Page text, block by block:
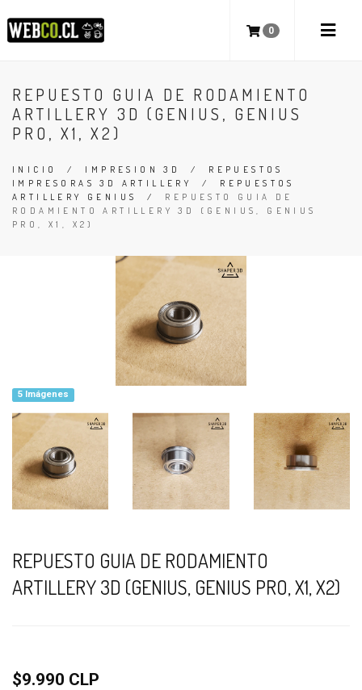
0
REPUESTO GUIA DE RODAMIENTO
ARTILLERY 3D (GENIUS, GENIUS
PRO, X1, X2)
INICIO / IMPRESION 3D / REPUESTOS
IMPRESORAS 3D ARTILLERY
/ REPUESTOS
ARTILLERY GENIUS
/ REPUESTO GUIA DE
RODAMIENTO ARTILLERY 3D (GENIUS, GENIUS
PRO, X1, X2)
5 Imágenes
REPUESTO GUIA DE RODAMIENTO
ARTILLERY 3D (GENIUS, GENIUS PRO, X1, X2)
$9.990 CLP